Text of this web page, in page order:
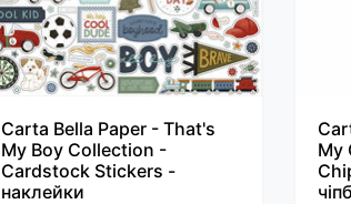
Carta Bella Paper - That's
My Boy Collection -
Cardstock Stickers -
наклейки
My